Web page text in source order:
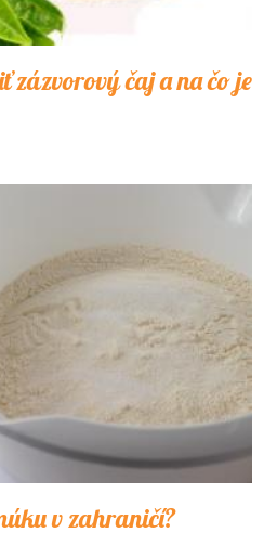
čaj a na čo je
v zahraničí?